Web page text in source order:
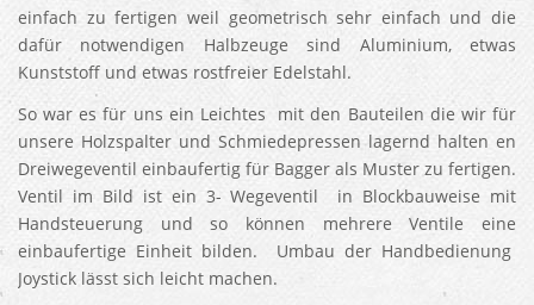
einfach zu fertigen weil geometrisch sehr einfach und die
dafür notwendigen Halbzeuge sind Aluminium, etwas
Kunststoff und etwas rostfreier Edelstahl.
So war es für uns ein Leichtes mit den Bauteilen die wir für
unsere Holzspalter und Schmiedepressen lagernd halten en
Dreiwegeventil einbaufertig für Bagger als Muster zu fertigen.
Ventil im Bild ist ein 3- Wegeventil in Blockbauweise mit
Handsteuerung und so können mehrere Ventile eine
einbaufertige Einheit bilden. Umbau der Handbedienung
Joystick lässt sich leicht machen.